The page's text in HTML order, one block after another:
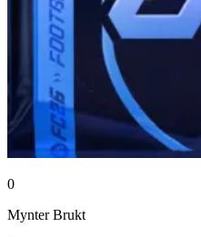
0
Mynter Brukt